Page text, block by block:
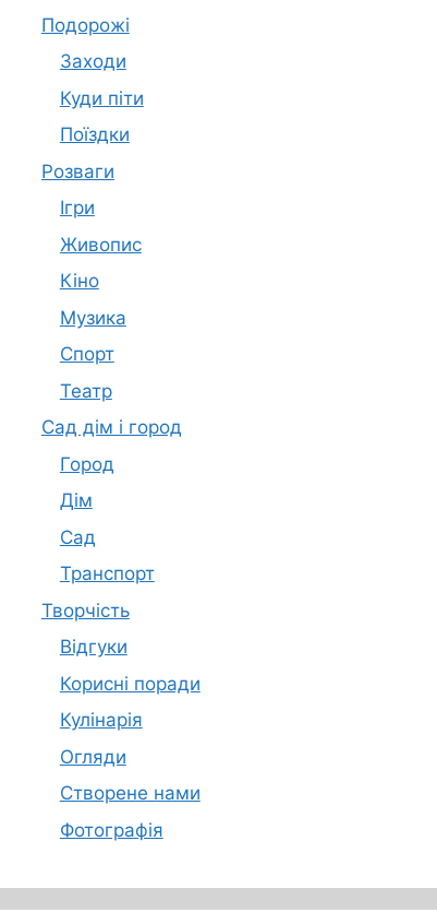
Подорожі
Заходи
Куди піти
Поїздки
Розваги
Ігри
Живопис
Кіно
Музика
Спорт
Театр
Сад дім і город
Город
Дім
Сад
Транспорт
Творчість
Відгуки
Корисні поради
Кулінарія
Огляди
Створене нами
Фотографія